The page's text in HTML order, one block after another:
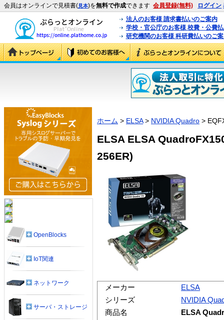
会員はオンラインで見積書(見本)を無料で作成できます 会員登録(無料) ログイン
法人のお客様 請求書払いのご案内
学校・官公庁のお客様 校費・公費
研究機関のお客様 科研費払いのご
ホーム > ELSA> NVIDIA Quadro >
ELSA ELSA
256ER)
メーカー
ELSA
シリーズ
NVIDIA
商品名
ELSA
OpenBlocks
IoT関連
ネットワーク
サーバ・ストレージ